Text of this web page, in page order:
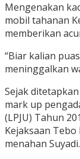
Mengenakan
mobil tahanan
memberikan
“Biar kalian
meninggalkan
Sejak
mark up
(LPJU) Tahun
Kejaksaan
menahan Suyadi.